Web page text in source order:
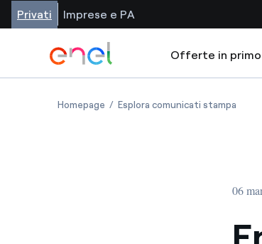
Privati Imprese e PA
Offerte in primo
Homepage Esplora comunicati stampa
06